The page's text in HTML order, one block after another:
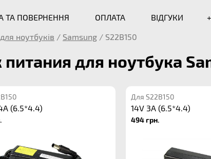
ТА ПОВЕРНЕННЯ ОПЛАТА ВІДГУКИ
ноутбуків / Samsung / S22B150
питания для ноутбука
(6.5*4.4)
Для S22B150
14V 3A (6.5*4.4)
494 грн.